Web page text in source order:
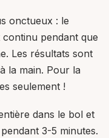
onctueux : le
pendant que
Les résultats sont
la main. Pour la
seulement !
dans le bol et
3-5 minutes.